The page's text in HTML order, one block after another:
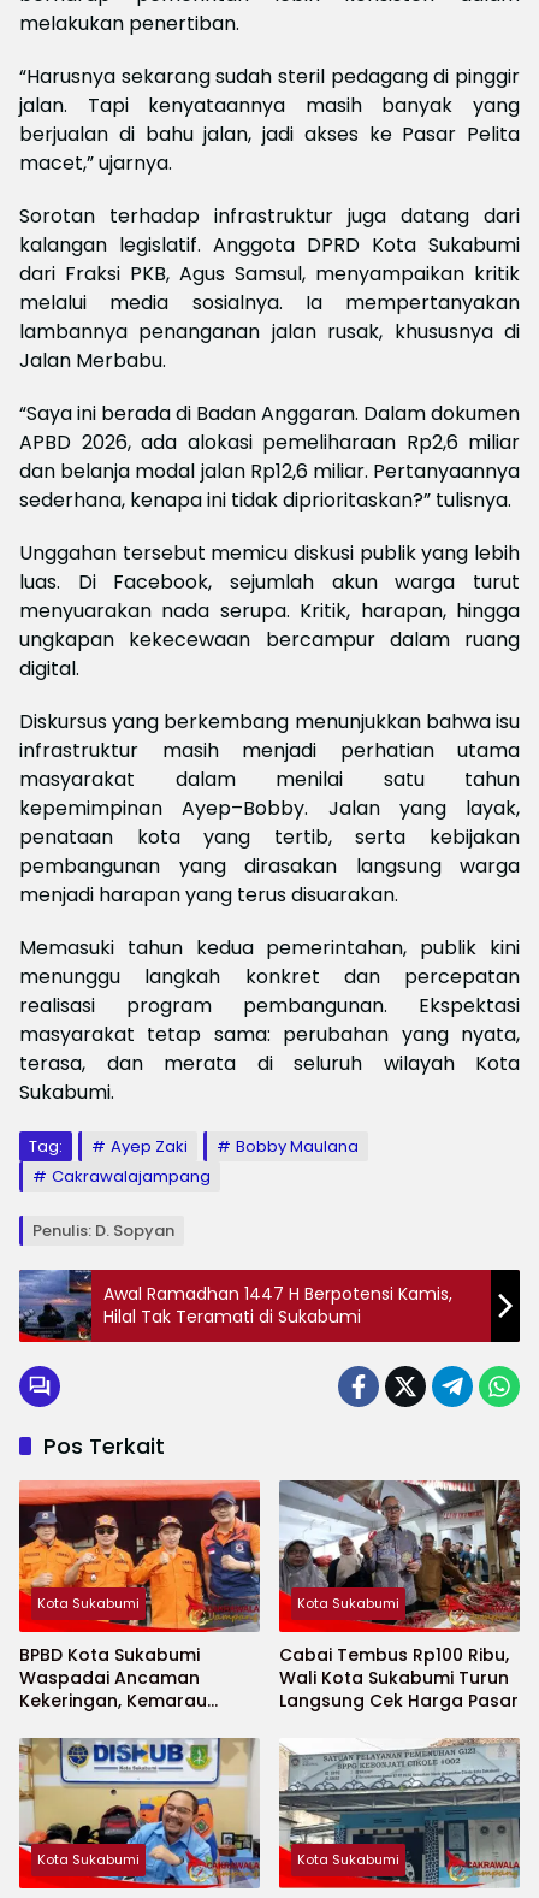
melakukan penertiban.
“Harusnya sekarang sudah steril pedagang di pinggir
jalan. Tapi kenyataannya masih banyak yang
berjualan di bahu jalan, jadi akses ke Pasar Pelita
macet,” ujarnya.
Sorotan terhadap infrastruktur juga datang dari
kalangan legislatif. Anggota DPRD Kota Sukabumi
dari Fraksi PKB, Agus Samsul, menyampaikan kritik
melalui media sosialnya. Ia mempertanyakan
lambannya penanganan jalan rusak, khususnya di
Jalan Merbabu.
“Saya ini berada di Badan Anggaran. Dalam dokumen
APBD 2026, ada alokasi pemeliharaan Rp2,6 miliar
dan belanja modal jalan Rp12,6 miliar. Pertanyaannya
sederhana, kenapa ini tidak diprioritaskan?” tulisnya.
Unggahan tersebut memicu diskusi publik yang lebih
luas. Di Facebook, sejumlah akun warga turut
menyuarakan nada serupa. Kritik, harapan, hingga
ungkapan kekecewaan bercampur dalam ruang
digital.
Diskursus yang berkembang menunjukkan bahwa isu
infrastruktur masih menjadi perhatian utama
masyarakat dalam menilai satu tahun
kepemimpinan Ayep–Bobby. Jalan yang layak,
penataan kota yang tertib, serta kebijakan
pembangunan yang dirasakan langsung warga
menjadi harapan yang terus disuarakan.
Memasuki tahun kedua pemerintahan, publik kini
menunggu langkah konkret dan percepatan
realisasi program pembangunan. Ekspektasi
masyarakat tetap sama: perubahan yang nyata,
terasa, dan merata di seluruh wilayah Kota
Sukabumi.
Tag: Ayep Zaki
Bobby Maulana
Cakrawalajampang
Penulis: D. Sopyan
Awal Ramadhan 1447 H Berpotensi Kamis,
Hilal Tak Teramati di Sukabumi
Pos Terkait
Kota Sukabumi
BPBD Kota Sukabumi
Waspadai Ancaman
Kekeringan, Kemarau
Cepat
Kota Sukabumi
Cabai Tembus Rp100 Ribu,
Wali Kota Sukabumi Turun
Langsung Cek Harga Pasar
Kota Sukabumi Kota Sukabumi